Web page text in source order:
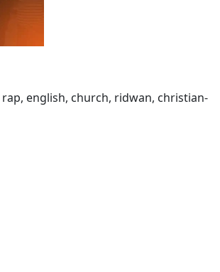
english, church, ridwan, christian-